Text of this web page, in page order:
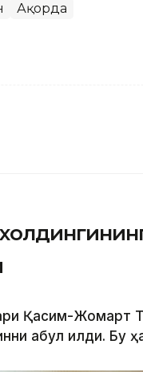
Ақорда
Қасим-Жомарт
қабул қилди. Бу